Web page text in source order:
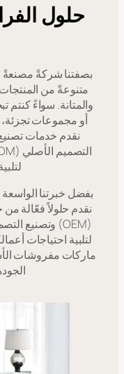
حلول
بصفتنا شركةً مصنعةً
متنوعةً من
والمتانة. سواءً
أو مجموعات تجزئة،
بفضل خبرتنا
نقدم حلولاً فعّالة من
لتلبية احتياجات
ماركات مفروشات